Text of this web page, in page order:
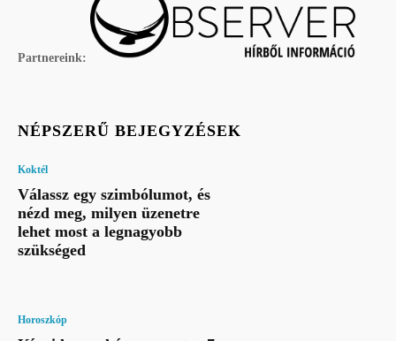
Partnereink:
NÉPSZERŰ BEJEGYZÉSEK
Koktél
Válassz egy szimbólumot, és
nézd meg, milyen üzenetre
lehet most a legnagyobb
szükséged
Horoszkóp